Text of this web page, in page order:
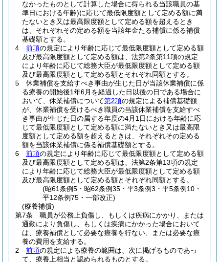
なかったものとして計算した場合に得られる当該職員の基
準日における年齢)に応じて最低限度額として定める額に満
たないとき又は最高限度額として定める額を超えるとき
は、それぞれその定める額を当該年金たる補償に係る補償
基礎額とする。
4
前項の規定により年齢に応じて最低限度額として定める額
及び最高限度額として定める額は、法第2条第11項の規定
により年齢に応じて総務大臣が最低限度額として定める額
及び最高限度額として定める額とそれぞれ同額とする。
5
休業補償を支給すべき事由が生じた日が当該休業補償に係
る療養の開始後1年6月を経過した日以後の日である場合に
おいて、休業補償について第2項の規定による補償基礎額
が、休業補償を受けるべき職員の当該休業補償を支給すべ
き事由が生じた日の属する年度の4月1日における年齢に応
じて最低限度額として定める額に満たないとき又は最高限
度額として定める額を超えるときは、それぞれその定める
額を当該休業補償に係る補償基礎額とする。
6
前項の規定により年齢に応じて最低限度額として定める額
及び最高限度額として定める額は、法第2条第13項の規定
により年齢に応じて総務大臣が最低限度額として定める額
及び最高限度額として定める額とそれぞれ同額とする。
(昭61条例5・昭62条例35・平3条例3・平5条例10・
平12条例75・一部改正)
(療養補償)
第7条
職員が公務上負傷し、もしくは疾病にかかり、または
通勤により負傷し、もしくは疾病にかかった場合において
は、療養補償として必要な療養を行ない、または必要な療
養の費用を支給する。
2
前項の規定による療養の範囲は、次に掲げるものであっ
て、療養上相当と認められるものとする。